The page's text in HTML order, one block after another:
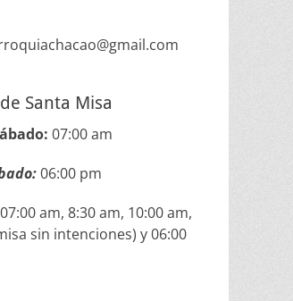
Santa Misa
07:00 am
06:00 pm
07:00 am, 8:30 am, 10:00 am,
sin intenciones) y 06:00